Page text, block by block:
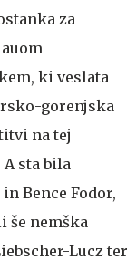
za
ki veslata
gorenjska
na tej
sta bila
Bence Fodor,
še nemška
Lucz ter